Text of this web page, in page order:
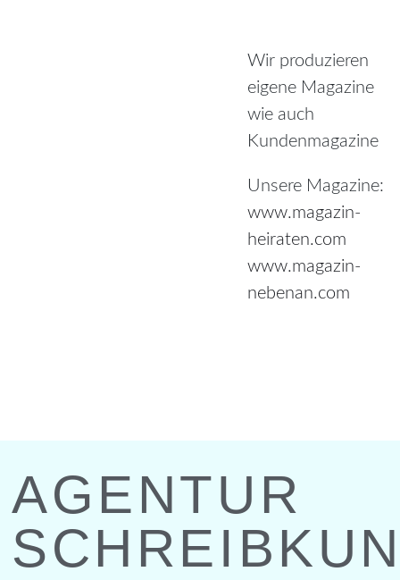
Wir produzieren
eigene Magazine
wie auch
Kundenmagazine
Unsere Magazine:
www.magazin-
heiraten.com
www.magazin-
nebenan.com
AGENTUR